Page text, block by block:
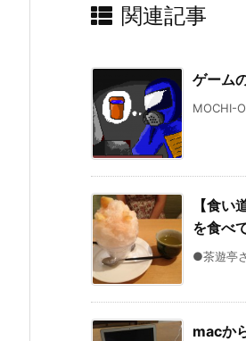
関連記事
ゲーム
MOCHI-
【食
を食べ
●茶遊亭
macか